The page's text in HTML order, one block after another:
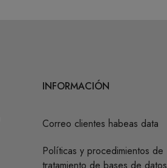
INFORMACIÓN
Correo clientes habeas data
Políticas y procedimientos de